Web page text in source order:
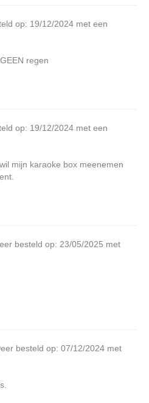
op: 19/12/2024 met een
regen
op: 19/12/2024 met een
mijn karaoke box meenemen
besteld op: 23/05/2025 met
besteld op: 07/12/2024 met